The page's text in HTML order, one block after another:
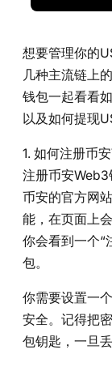
想要管理你的
几种主流链上
钱包一起看看
以及如何提现
1. 如何注册币
注册币安
币安的官方网
能，在页面上
你会看到一个“
包。
你需要设置一
安全。记得把
包钥匙，一旦